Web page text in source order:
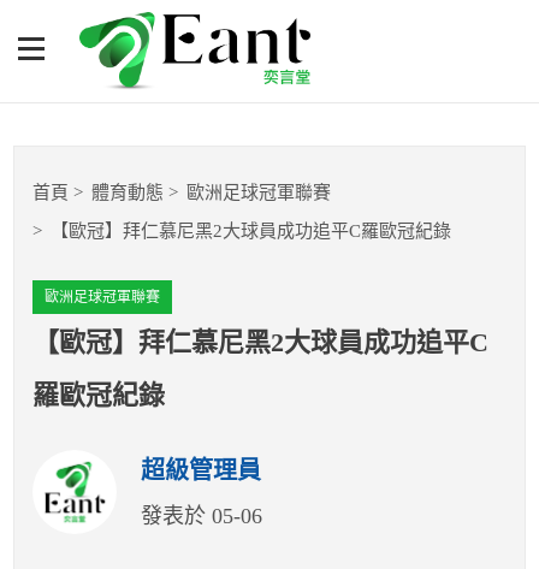
【歐冠】拜仁慕尼黑2大球
員成功追平C羅歐冠紀錄
籃球
球隊數據
運彩報報
明星分析師
首頁 體育動態 歐洲足球冠軍聯賽
【歐冠】拜仁慕尼黑2大球員成功追平C羅歐冠紀錄
歐洲足球冠軍聯賽
【歐冠】拜仁慕尼黑2大球員成功追平C
羅歐冠紀錄
超級管理員
發表於 05-06